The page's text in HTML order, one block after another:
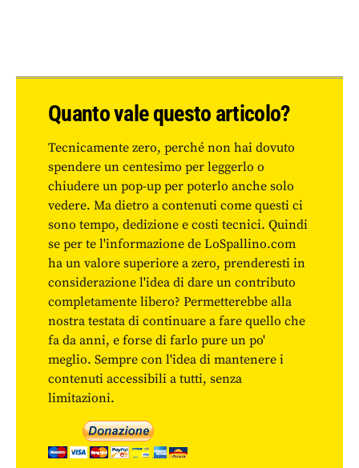
Quanto vale questo articolo?
Tecnicamente zero, perché non hai dovuto
spendere un centesimo per leggerlo o
chiudere un pop-up per poterlo anche solo
vedere. Ma dietro a contenuti come questi ci
sono tempo, dedizione e costi tecnici. Quindi
se per te l'informazione de LoSpallino.com
ha un valore superiore a zero, prenderesti in
considerazione l'idea di dare un contributo
completamente libero? Permetterebbe alla
nostra testata di continuare a fare quello che
fa da anni, e forse di farlo pure un po'
meglio. Sempre con l'idea di mantenere i
contenuti accessibili a tutti, senza
limitazioni.